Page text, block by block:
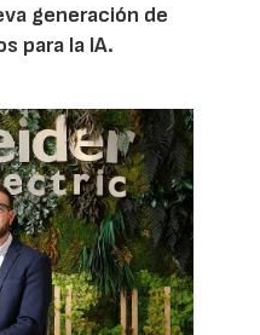
generación de
para la IA.